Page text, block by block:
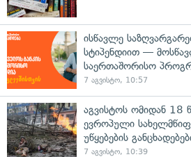
ისწავლე
სტიპენდიით —
საერთაშორისო
7 აგვისტო, 10:57
აგვისტოს ომიდან 18
ევროპული
უწყებების
7 აგვისტო, 10:39